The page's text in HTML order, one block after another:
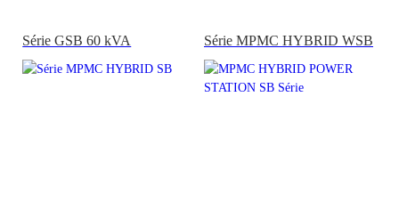
Série GSB 60 kVA Série MPMC HYBRID WSB